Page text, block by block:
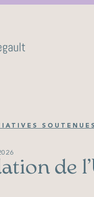
SOUTENUES
de